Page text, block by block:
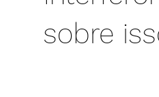
sobre